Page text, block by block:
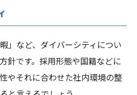
」など、ダイバーシティについ
針です。採用形態や国籍などに
やそれに合わせた社内環境の整